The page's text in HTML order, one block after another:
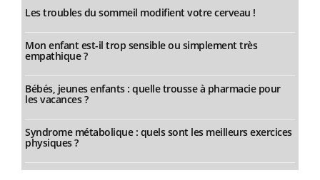
Les troubles du sommeil modifient votre cerveau !
Mon enfant est-il trop sensible ou simplement très
empathique ?
Bébés, jeunes enfants : quelle trousse à pharmacie pour
les vacances ?
Syndrome métabolique : quels sont les meilleurs exercices
physiques ?